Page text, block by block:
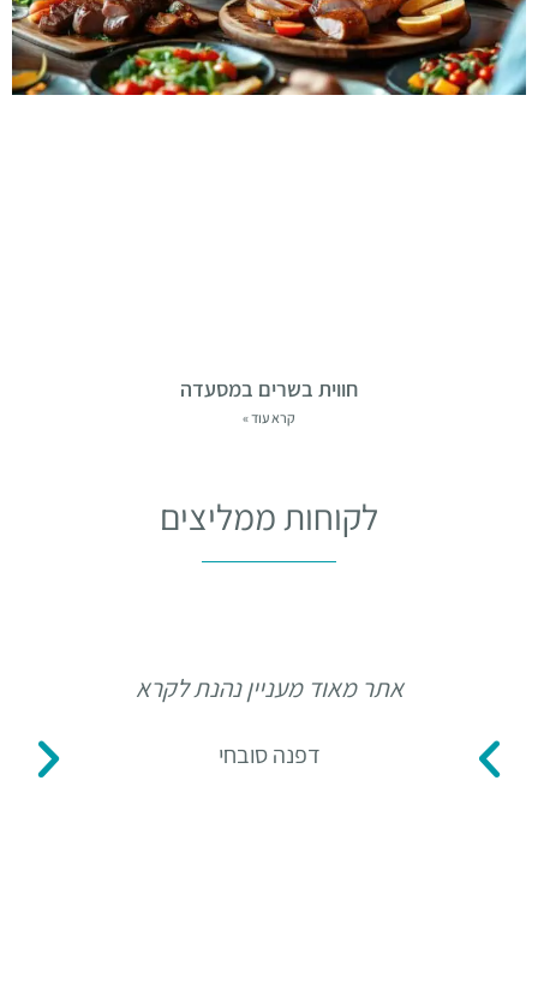
חווית בשרים במסעדה
קרא עוד »
לקוחות ממליצים
אתר מאוד מעניין נהנת לקרא
דפנה סובחי